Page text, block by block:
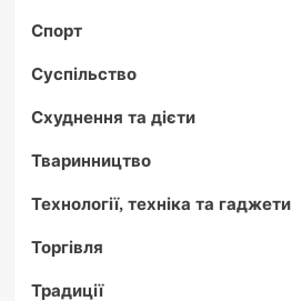
Спорт
Суспільство
Схуднення та дієти
Тваринництво
Технології, техніка та гаджети
Торгівля
Традиції